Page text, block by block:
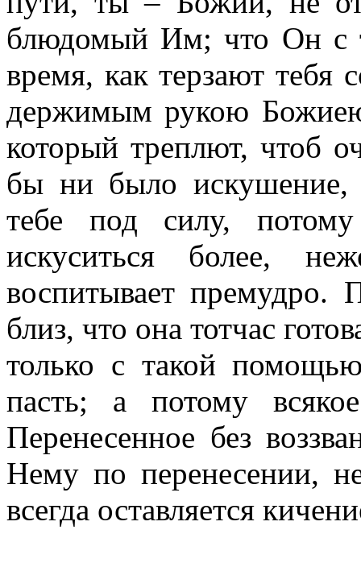
блюдомый Им; что Он с
время, как терзают тебя
держимым рукою
который треплют, чтоб
бы ни было искушение,
тебе под силу,
искуситься более,
воспитывает
близ, что она тотчас
только с такой
пасть; а потому
Перенесенное без
Нему по перенесении,
всегда оставляется